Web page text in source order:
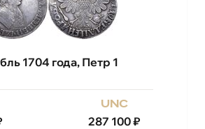
1704 года, Петр 1
unc
287 100₽